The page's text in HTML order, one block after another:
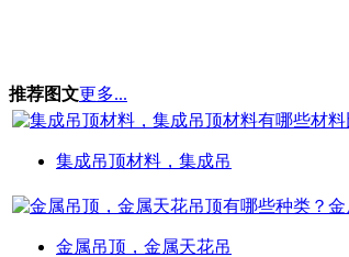
推荐图文更多...
集成吊顶材料，集成吊
金属吊顶，金属天花吊